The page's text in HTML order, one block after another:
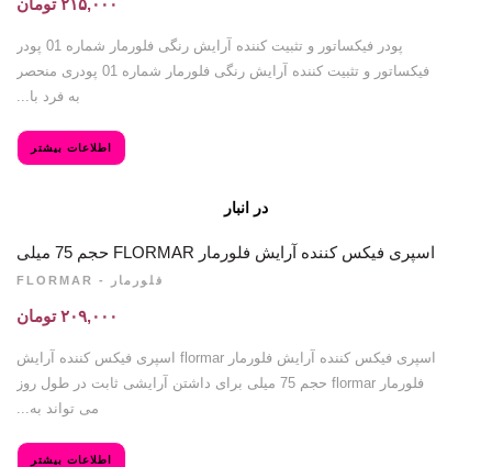
۲۱۵,۰۰۰ تومان
پودر فیکساتور و تثبیت کننده آرایش رنگی فلورمار شماره 01 پودر
فیکساتور و تثبیت کننده آرایش رنگی فلورمار شماره 01 پودری منحصر
به فرد با...
اطلاعات بیشتر
در انبار
باشد
اسپری فیکس کننده آرایش فلورمار FLORMAR حجم 75 میلی
فلورمار - FLORMAR
۲۰۹,۰۰۰ تومان
اسپری فیکس کننده آرایش فلورمار flormar اسپری فیکس کننده آرایش
فلورمار flormar حجم 75 میلی برای داشتن آرایشی ثابت در طول روز
می تواند به...
اطلاعات بیشتر